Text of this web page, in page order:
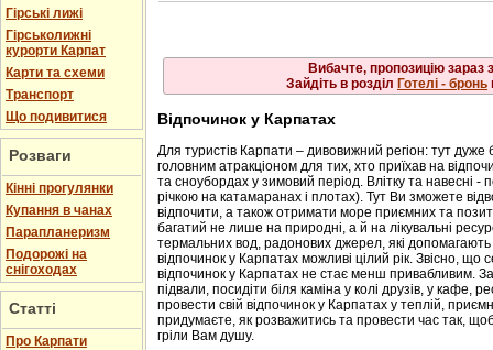
Гірські лижі
Гірськолижні
курорти Карпат
Карти та схеми
Транспорт
Що подивитися
Розваги
Кінні прогулянки
Купання в чанах
Парапланеризм
Подорожі на
снігоходах
Статті
Про Карпати
Вибачте, пропозицію зараз
Зайдіть в розділ Готелі - бронь
Відпочинок у Карпатах
Для туристів Карпати – дивовижний регіон: тут дуже
головним атракціоном для тих, хто приїхав на
та сноубордах у зимовий період. Влітку та навесні
річкою на катамаранах і плотах). Тут Ви зможете
відпочити, а також отримати море приємних та
багатий не лише на природні, а й на лікувальні
термальних вод, радонових джерел, які допомагають
відпочинок у Карпатах можливі цілий рік. Звісно, що
відпочинок у Карпатах не стає менш привабливим.
підвали, посидіти біля каміна у колі друзів, у кафе,
провести свій відпочинок у Карпатах у теплій,
придумаєте, як розважитись та провести час так,
гріли Вам душу.